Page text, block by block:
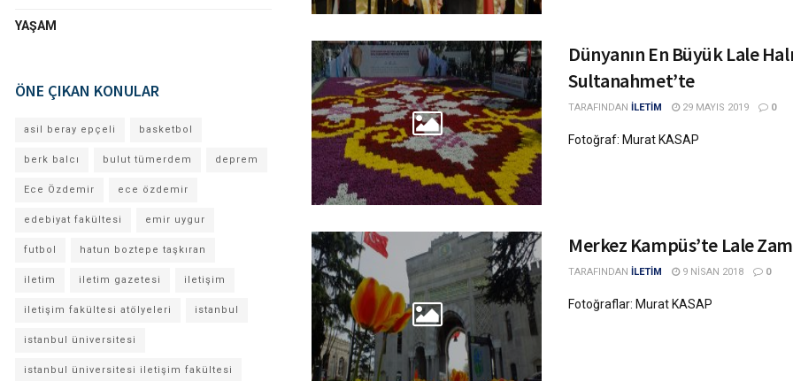
Dünyanın En Büyük Lale
Sultanahmet’te
TARAFINDAN İLETİM 29 MAYIS 2019 0
Fotoğraf: Murat KASAP
Merkez Kampüs’te Lale
TARAFINDAN İLETİM 9 NISAN 2018 0
Fotoğraflar: Murat KASAP
YAŞAM
ÖNE ÇIKAN KONULAR
asil beray epçeli basketbol
berk balcı bulut tümerdem deprem
Ece Özdemir ece özdemir
edebiyat fakültesi emir uygur
futbol hatun boztepe taşkıran
iletim iletim gazetesi iletişim
iletişim fakültesi atölyeleri istanbul
istanbul üniversitesi
istanbul üniversitesi iletişim fakültesi